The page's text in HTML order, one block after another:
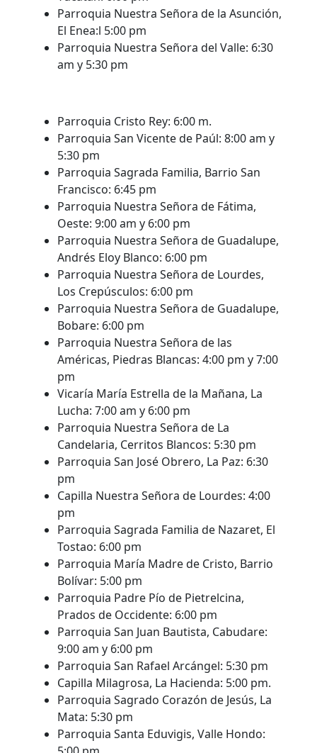
Parroquia Nuestra Señora de la Asunción,
El Enea:l 5:00 pm
Parroquia Nuestra Señora del Valle: 6:30
am y 5:30 pm
Parroquia Cristo Rey: 6:00 m.
Parroquia San Vicente de Paúl: 8:00 am y
5:30 pm
Parroquia Sagrada Familia, Barrio San
Francisco: 6:45 pm
Parroquia Nuestra Señora de Fátima,
Oeste: 9:00 am y 6:00 pm
Parroquia Nuestra Señora de Guadalupe,
Andrés Eloy Blanco: 6:00 pm
Parroquia Nuestra Señora de Lourdes,
Los Crepúsculos: 6:00 pm
Parroquia Nuestra Señora de Guadalupe,
Bobare: 6:00 pm
Parroquia Nuestra Señora de las
Américas, Piedras Blancas: 4:00 pm y 7:00
pm
Vicaría María Estrella de la Mañana, La
Lucha: 7:00 am y 6:00 pm
Parroquia Nuestra Señora de La
Candelaria, Cerritos Blancos: 5:30 pm
Parroquia San José Obrero, La Paz: 6:30
pm
Capilla Nuestra Señora de Lourdes: 4:00
pm
Parroquia Sagrada Familia de Nazaret, El
Tostao: 6:00 pm
Parroquia María Madre de Cristo, Barrio
Bolívar: 5:00 pm
Parroquia Padre Pío de Pietrelcina,
Prados de Occidente: 6:00 pm
Parroquia San Juan Bautista, Cabudare:
9:00 am y 6:00 pm
Parroquia San Rafael Arcángel: 5:30 pm
Capilla Milagrosa, La Hacienda: 5:00 pm.
Parroquia Sagrado Corazón de Jesús, La
Mata: 5:30 pm
Parroquia Santa Eduvigis, Valle Hondo: